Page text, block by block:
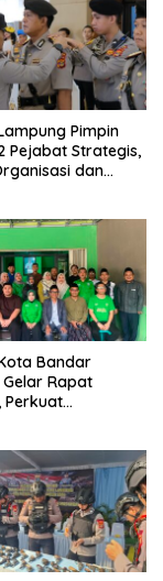
Pimpin
Pejabat Strategis,
dan
Bandar
Rapat
Perkuat